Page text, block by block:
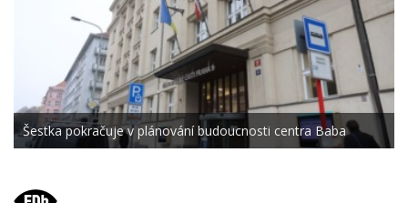
Šestka pokračuje v plánování budoucnosti centra Baba